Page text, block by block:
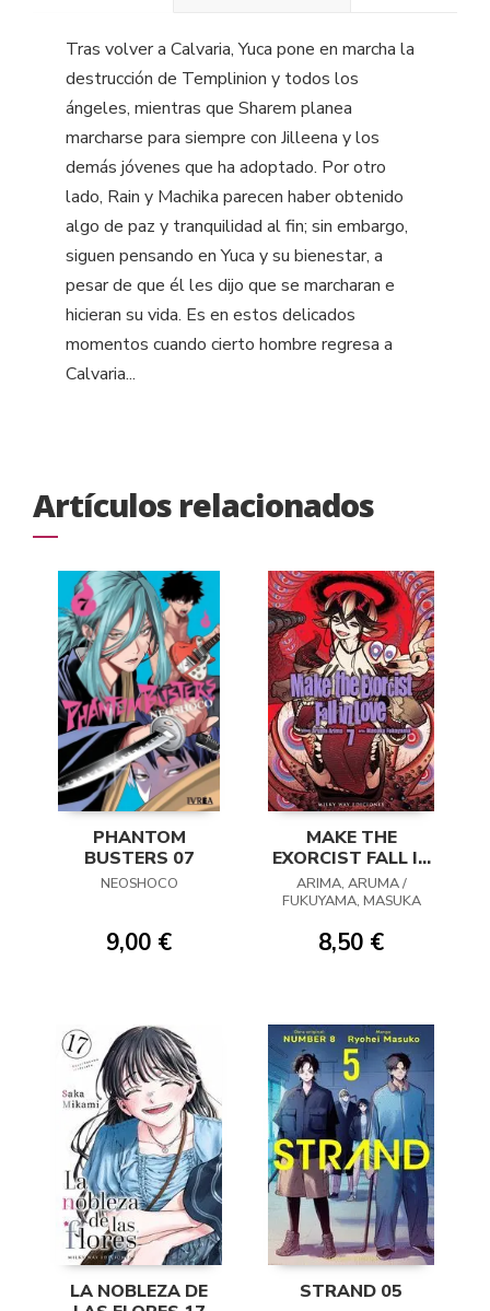
Tras volver a Calvaria, Yuca pone en marcha la
destrucción de Templinion y todos los
ángeles, mientras que Sharem planea
marcharse para siempre con Jilleena y los
demás jóvenes que ha adoptado. Por otro
lado, Rain y Machika parecen haber obtenido
algo de paz y tranquilidad al fin; sin embargo,
siguen pensando en Yuca y su bienestar, a
pesar de que él les dijo que se marcharan e
hicieran su vida. Es en estos delicados
momentos cuando cierto hombre regresa a
Calvaria...
Artículos relacionados
PHANTOM
BUSTERS 07
NEOSHOCO
9,00 €
MAKE THE
EXORCIST FALL IN
LOVE 07
ARIMA, ARUMA /
FUKUYAMA, MASUKA
8,50 €
LA NOBLEZA DE
STRAND 05